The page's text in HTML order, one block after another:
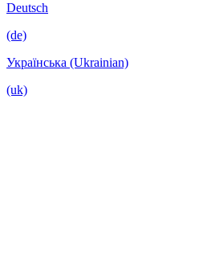
Deutsch
(de)
Українська (Ukrainian)
(uk)